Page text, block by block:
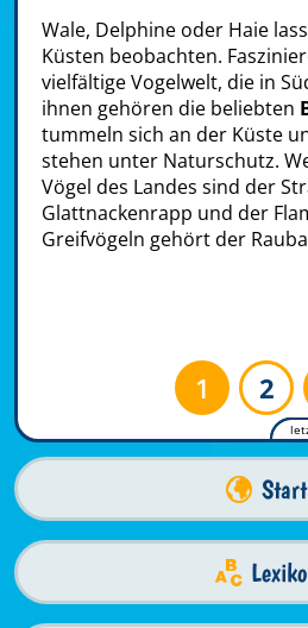
Wale, Delphine oder Haie
Küsten beobachten.
vielfältige Vogelwelt, die in
ihnen gehören die beliebten
tummeln sich an der Küste
stehen unter Naturschutz.
Vögel des Landes sind der
Glattnackenrapp und der
Greifvögeln gehört der
1 2
Start